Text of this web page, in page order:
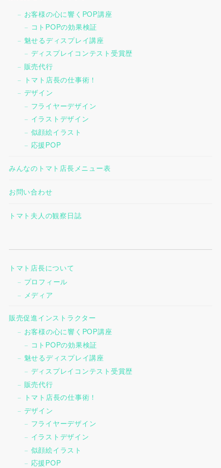
お客様の心に響くPOP講座
コトPOPの効果検証
魅せるディスプレイ講座
ディスプレイコンテスト受賞歴
販売代行
トマト店長の仕事術！
デザイン
フライヤーデザイン
イラストデザイン
似顔絵イラスト
応援POP
みんなのトマト店長メニュー表
お問い合わせ
トマト夫人の観察日誌
トマト店長について
プロフィール
メディア
販売促進インストラクター
お客様の心に響くPOP講座
コトPOPの効果検証
魅せるディスプレイ講座
ディスプレイコンテスト受賞歴
販売代行
トマト店長の仕事術！
デザイン
フライヤーデザイン
イラストデザイン
似顔絵イラスト
応援POP